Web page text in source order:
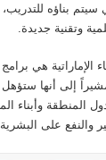
بناؤه للتدريب،
وتقنية جديدة.
الإماراتية هي
إلى أنها ستؤهل
المنطقة وأبناء
والنفع على البشرية